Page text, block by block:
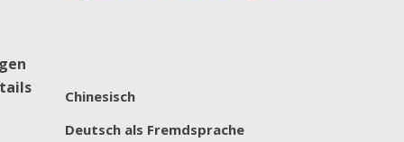
Chinesisch
Deutsch als Fremdsprache